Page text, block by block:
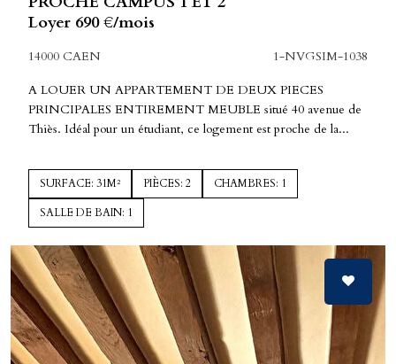
Loyer 690 €/mois
14000 CAEN
1-NVGSIM-1038
A LOUER UN APPARTEMENT DE DEUX PIECES
PRINCIPALES ENTIREMENT MEUBLE situé 40 avenue de
Thiès. Idéal pour un étudiant, ce logement est proche de la...
SURFACE: 31M² PIÈCES: 2 CHAMBRES: 1
SALLE DE BAIN: 1